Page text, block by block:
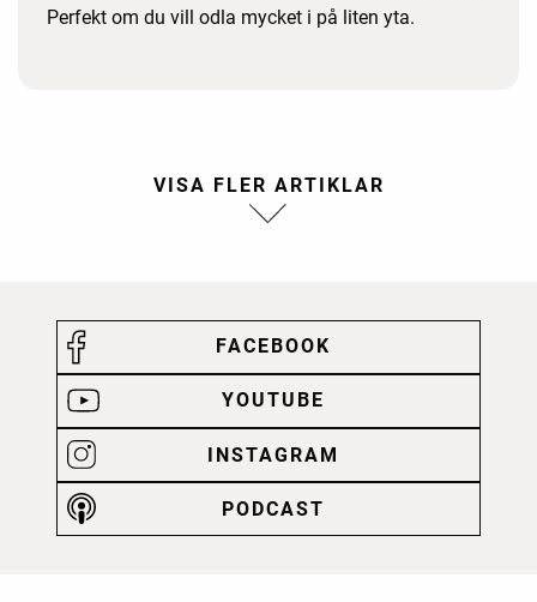
Perfekt om du vill odla mycket i på liten yta.
FACEBOOK
YOUTUBE
INSTAGRAM
PODCAST